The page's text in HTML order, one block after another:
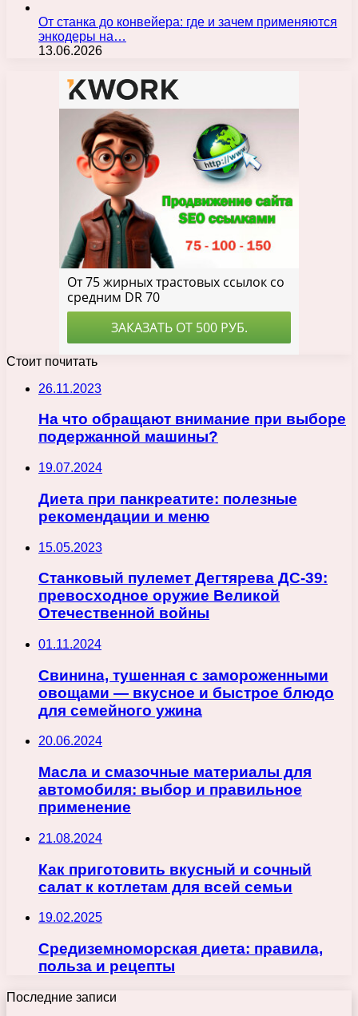
От станка до конвейера: где и зачем применяются
энкодеры на…
13.06.2026
Стоит почитать
26.11.2023
На что обращают внимание при выборе
подержанной машины?
19.07.2024
Диета при панкреатите: полезные
рекомендации и меню
15.05.2023
Станковый пулемет Дегтярева ДС-39:
превосходное оружие Великой
Отечественной войны
01.11.2024
Свинина, тушенная с замороженными
овощами — вкусное и быстрое блюдо
для семейного ужина
20.06.2024
Масла и смазочные материалы для
автомобиля: выбор и правильное
применение
21.08.2024
Как приготовить вкусный и сочный
салат к котлетам для всей семьи
19.02.2025
Средиземноморская диета: правила,
польза и рецепты
Последние записи